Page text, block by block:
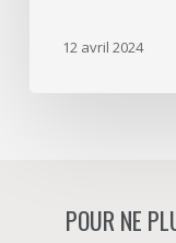
12 avril 2024
POUR NE